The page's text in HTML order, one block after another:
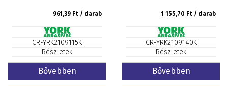
961,39 Ft / darab
CR-YRK2109115K
Részletek
Bővebben
1 155,70 Ft / darab
CR-YRK2109140K
Részletek
Bővebben